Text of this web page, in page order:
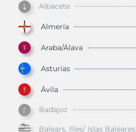
Albacete
Almería
Araba/Álava
Asturias
Ávila
Badajoz
Balears, Illes/ Islas Baleares